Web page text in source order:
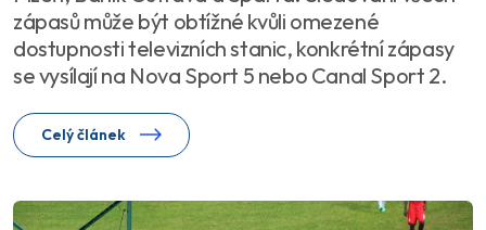
zápasů může být obtížné kvůli omezené
dostupnosti televizních stanic, konkrétní zápasy
se vysílají na Nova Sport 5 nebo Canal Sport 2.
Celý článek